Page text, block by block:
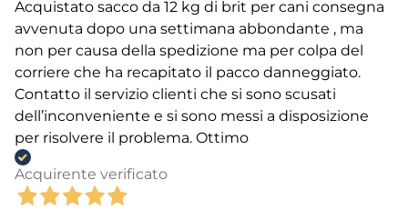
Acquistato sacco da 12 kg di brit per cani consegna
avvenuta dopo una settimana abbondante , ma
non per causa della spedizione ma per colpa del
corriere che ha recapitato il pacco danneggiato.
Contatto il servizio clienti che si sono scusati
dell’inconveniente e si sono messi a disposizione
per risolvere il problema. Ottimo
Acquirente verificato